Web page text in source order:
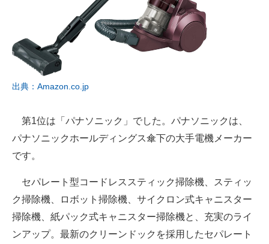
出典：Amazon.co.jp
第1位は「パナソニック」でした。パナソニックは、
パナソニックホールディングス傘下の大手電機メーカー
です。
セパレート型コードレススティック掃除機、スティッ
ク掃除機、ロボット掃除機、サイクロン式キャニスター
掃除機、紙パック式キャニスター掃除機と、充実のライ
ンアップ。最新のクリーンドックを採用したセパレート